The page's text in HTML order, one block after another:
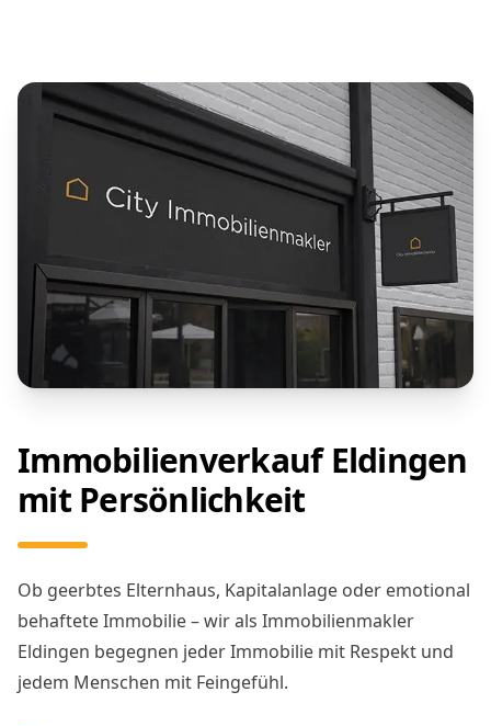
Immobilienverkauf Eldingen
mit Persönlichkeit
Ob geerbtes Elternhaus, Kapitalanlage oder emotional
behaftete Immobilie – wir als Immobilienmakler
Eldingen begegnen jeder Immobilie mit Respekt und
jedem Menschen mit Feingefühl.